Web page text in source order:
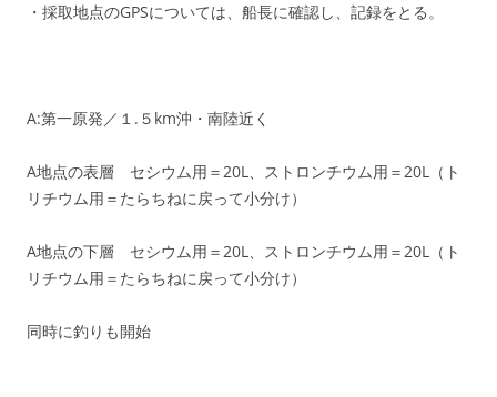
・採取地点のGPSについては、船長に確認し、記録をとる。
A:第一原発／１.５km沖・南陸近く
A地点の表層 セシウム用＝20L、ストロンチウム用＝20L（ト
リチウム用＝たらちねに戻って小分け）
A地点の下層 セシウム用＝20L、ストロンチウム用＝20L（ト
リチウム用＝たらちねに戻って小分け）
同時に釣りも開始